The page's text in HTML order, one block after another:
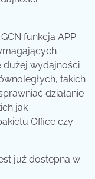
funkcja APP
dużej wydajności
takich
działanie
jak
Office czy
już dostępna w